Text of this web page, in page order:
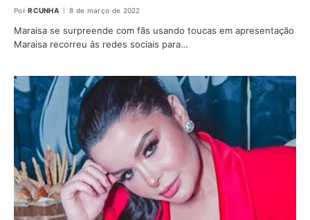
Por RCUNHA 8 de março de 2022
Maraisa se surpreende com fãs usando toucas em apresentação
Maraisa recorreu às redes sociais para…